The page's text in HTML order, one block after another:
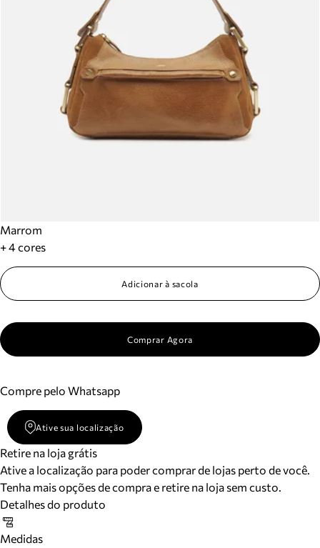
Marrom
+ 4 cores
Adicionar à sacola
Comprar Agora
Compre pelo Whatsapp
Ative sua localização
Retire na loja grátis
Ative a localização para poder comprar de lojas perto de você.
Tenha mais opções de compra e retire na loja sem custo.
Detalhes do produto
Medidas